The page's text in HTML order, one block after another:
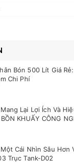
Bón 500 Lít Giá
Chi Phí
Lại Lợi Ích Và
KHUẤY CÔNG
Cái Nhìn Sâu Hơn
Trục Tank-D02